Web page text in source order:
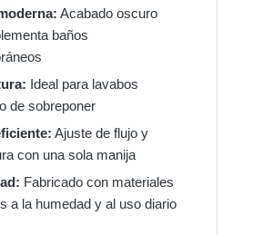
Acabado oscuro
baños
Ideal para lavabos
de sobreponer
Ajuste de flujo y
con una sola manija
Fabricado con materiales
a la humedad y al uso diario